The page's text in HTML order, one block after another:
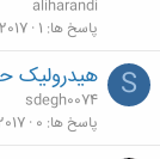
aliharandi
پاسخ ها 1
S هیدرولیک
sdegh0074
پاسخ ها 0